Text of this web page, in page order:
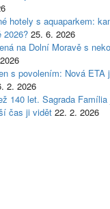
hotely s aquaparkem:
2026? 25. 6. 2026
na Dolní Moravě s
s povolením: Nová ETA
2. 2026
140 let. Sagrada
čas ji vidět 22. 2. 2026